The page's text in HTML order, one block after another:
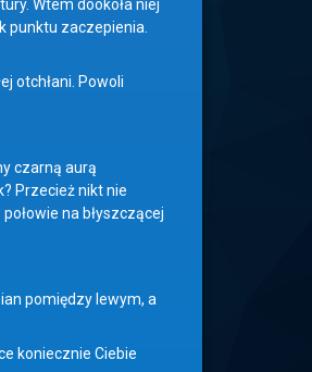
Wtem dookoła niej
punktu zaczepienia.
otchłani. Powoli
czarną aurą
Przecież nikt nie
na błyszczącej
pomiędzy lewym, a
koniecznie Ciebie